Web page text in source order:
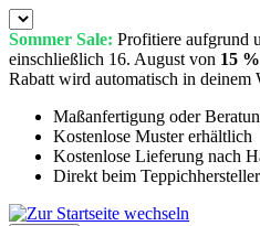
Sommer Sale: Profitiere aufgrund
einschließlich 16. August von 15
Rabatt wird automatisch in deinem
Maßanfertigung oder
Kostenlose Muster erhältlich
Kostenlose Lieferung nach
Direkt beim